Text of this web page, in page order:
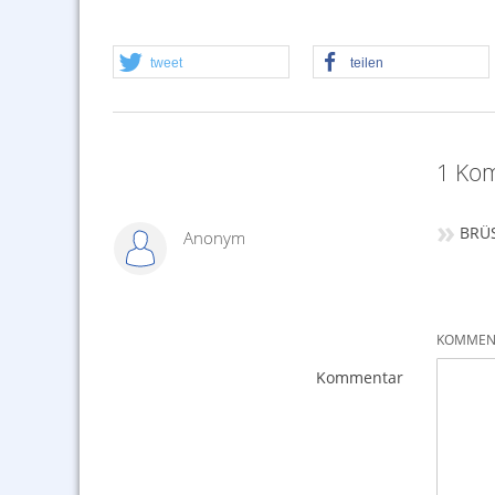
tweet teilen
1
Anonym »
Kommentar